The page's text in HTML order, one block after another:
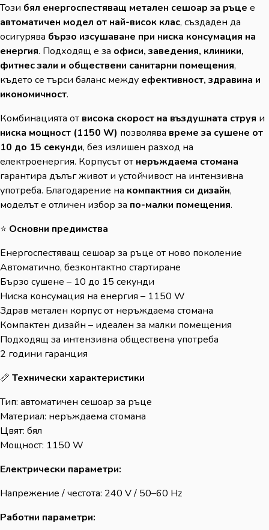
Този бял енергоспестяващ метален сешоар за ръце е
автоматичен модел от най-висок клас, създаден да
осигурява бързо изсушаване при ниска консумация на
енергия. Подходящ е за офиси, заведения, клиники,
фитнес зали и обществени санитарни помещения,
където се търси баланс между ефективност, здравина и
икономичност.
Комбинацията от висока скорост на въздушната струя и
ниска мощност (1150 W) позволява време за сушене от
10 до 15 секунди, без излишен разход на
електроенергия. Корпусът от неръждаема стомана
гарантира дълъг живот и устойчивост на интензивна
употреба. Благодарение на компактния си дизайн,
моделът е отличен избор за по-малки помещения.
⭐ Основни предимства
Енергоспестяващ сешоар за ръце от ново поколение
Автоматично, безконтактно стартиране
Бързо сушене – 10 до 15 секунди
Ниска консумация на енергия – 1150 W
Здрав метален корпус от неръждаема стомана
Компактен дизайн – идеален за малки помещения
Подходящ за интензивна обществена употреба
2 години гаранция
📏 Технически характеристики
Тип: автоматичен сешоар за ръце
Материал: неръждаема стомана
Цвят: бял
Мощност: 1150 W
Електрически параметри:
Напрежение / честота: 240 V / 50–60 Hz
Работни параметри: